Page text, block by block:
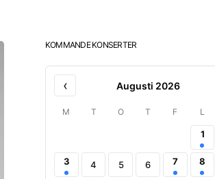
KOMMANDE KONSERTER
‹ Augusti 2026
M T O T F L
1
3 4 5 6 7 8